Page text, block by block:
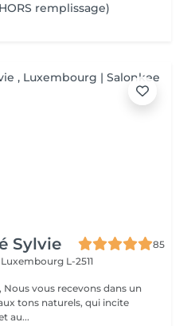
remplissage)
Sylvie
85
Luxembourg L-2511
tons naturels, qui incite
au...